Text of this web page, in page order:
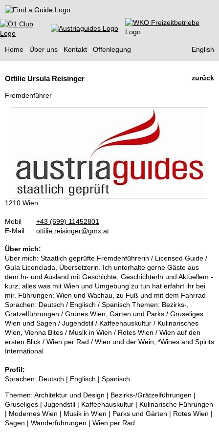
Find a Guide
Home Über uns Kontakt Offenlegung English
Guides
zurück
Ottilie Ursula Reisinger
Fremdenführer
1210 Wien
Mobil
+43 (699) 11452801
E-Mail
ottilie.reisinger@gmx.at
Über mich:
Über mich: Staatlich geprüfte Fremdenführerin / Licensed Guide /
Guía Licenciada, Übersetzerin. Ich unterhalte gerne Gäste aus
dem In- und Ausland mit Geschichte, Geschichterln und Aktuellem -
kurz, alles was mit Wien und Umgebung zu tun hat erfahrt ihr bei
mir. Führungen: Wien und Wachau, zu Fuß und mit dem Fahrrad
Sprachen: Deutsch / Englisch / Spanisch Themen: Bezirks-,
Grätzelführungen / Grünes Wien, Gärten und Parks / Gruseliges
Wien und Sagen / Jugendstil / Kaffeehauskultur / Kulinarisches
Wien, Vienna Bites / Musik in Wien / Rotes Wien / Wien auf den
ersten Blick / Wien per Rad / Wien und der Wein, *Wines and Spirits
International
Profil:
Sprachen: Deutsch | Englisch | Spanisch
Themen: Architektur und Design | Bezirks-/Grätzelführungen |
Gruseliges | Jugendstil | Kaffeehauskultur | Kulinarische Führungen
| Modernes Wien | Musik in Wien | Parks und Gärten | Rotes Wien |
Sagen | Wanderführungen | Wien per Rad